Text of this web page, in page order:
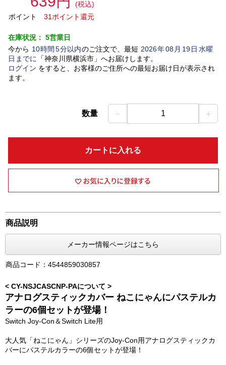
(税込)
ポイント
31ポイント還元
在庫状況： 5営業日
今から 10時間 5分以内のご注文で、最短 2026年08 月 19日水曜
日 までに 「神奈川県横浜市」 へお届けします。
ログイン をすると、お客様のご住所への最短お届け日が表示され
ます。
数量 － 1 ＋
カートに入れる
商品説明
メーカー情報ページはこちら
商品コード：4544859030857
< CY-NSJCASCNP-PAについて >
アナログスティックカバー ねこにゃんにパステルカ
ラーの6個セットが登場！
Switch Joy-Con＆Switch Lite用
大人気「ねこにゃん」シリーズのJoy-Con用アナログスティックカ
バーにパステルカラーの6個セットが登場！